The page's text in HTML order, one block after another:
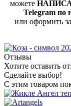
можете
Telegram по
или оформить
Отзывы
Хотите оставить
Сделайте выбор!
С этим товаром